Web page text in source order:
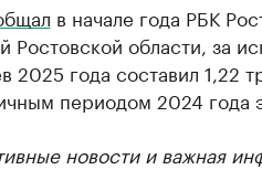
в начале года РБК
Ростовской области, за
2025 года составил 1,22
периодом 2024 года
новости и важная